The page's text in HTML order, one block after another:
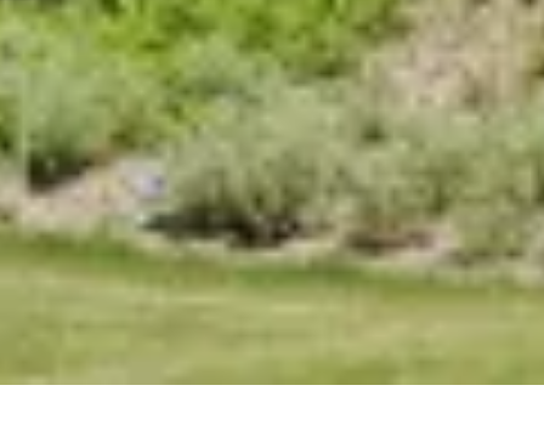
Thématiques
Tous les séjours oenologiques